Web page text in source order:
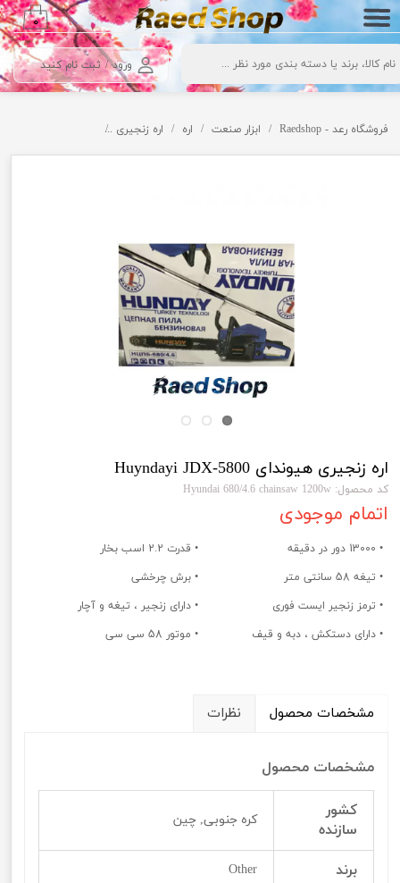
ورود / ثبت نام کنید
حساب کاربری من
تغییر گذر واژه
سفارشات
خروج از حساب کاربری
۰
فروشگاه رعد - Raedshop ابزار صنعت اره اره زنجیری
اره زنجیری هیوندای Huyndayi JDX-5800
کد محصول: Hyundai 680/4.6 chainsaw 1200w
اتمام موجودی
• 13000 دور در دقیقه
• قدرت 2.2 اسب بخار
• تیغه 58 سانتی متر
• برش چرخشی
• ترمز زنجیر ایست فوری
• دارای زنجیر ، تیغه و آچار
• دارای دستکش ، دبه و قیف
• موتور 58 سی سی
مشخصات محصول نظرات
مشخصات محصول
کشور
سازنده
کره جنوبی, چین
برند Other